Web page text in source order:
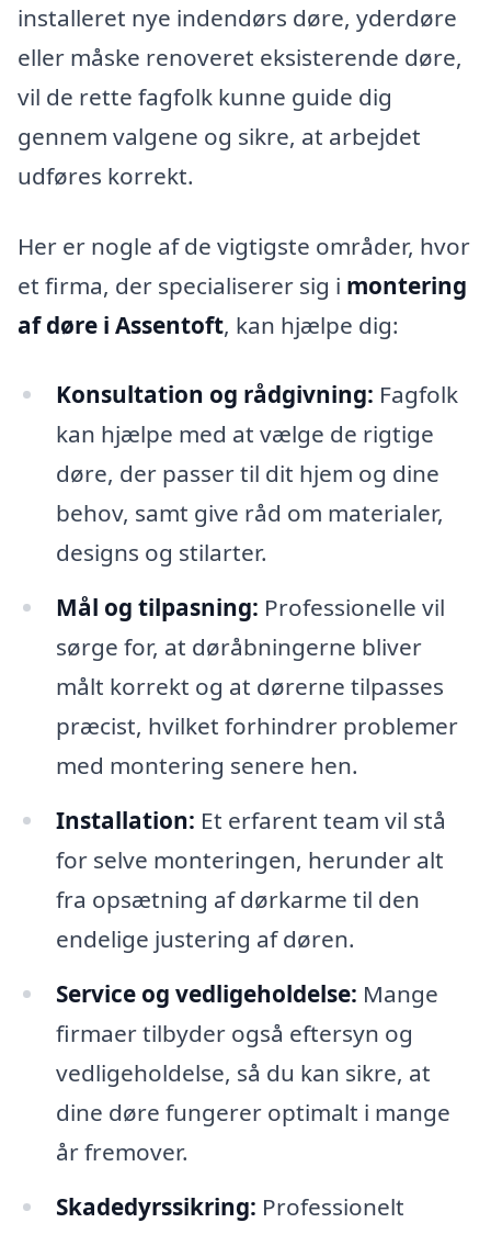
installeret nye indendørs døre, yderdøre
eller måske renoveret eksisterende døre,
vil de rette fagfolk kunne guide dig
gennem valgene og sikre, at arbejdet
udføres korrekt.
Her er nogle af de vigtigste områder, hvor
et firma, der specialiserer sig i montering
af døre i Assentoft, kan hjælpe dig:
Konsultation og rådgivning: Fagfolk
kan hjælpe med at vælge de rigtige
døre, der passer til dit hjem og dine
behov, samt give råd om materialer,
designs og stilarter.
Mål og tilpasning: Professionelle vil
sørge for, at døråbningerne bliver
målt korrekt og at dørerne tilpasses
præcist, hvilket forhindrer problemer
med montering senere hen.
Installation: Et erfarent team vil stå
for selve monteringen, herunder alt
fra opsætning af dørkarme til den
endelige justering af døren.
Service og vedligeholdelse: Mange
firmaer tilbyder også eftersyn og
vedligeholdelse, så du kan sikre, at
dine døre fungerer optimalt i mange
år fremover.
Skadedyrssikring: Professionelt